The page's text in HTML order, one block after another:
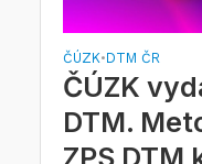
ČÚZK•DTM ČR
ČÚZK
DTM.
ZPS DTM